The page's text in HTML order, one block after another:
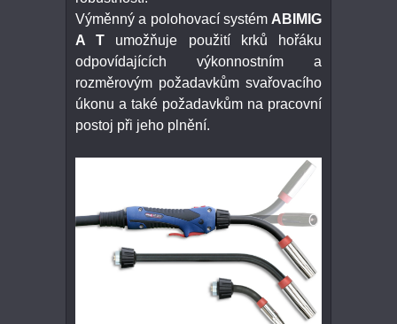
Výměnný a polohovací systém ABIMIG
A T umožňuje použití krků hořáku
odpovídajících výkonnostním a
rozměrovým požadavkům svařovacího
úkonu a také požadavkům na pracovní
postoj při jeho plnění.